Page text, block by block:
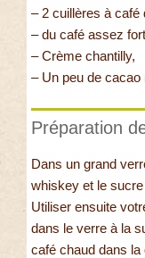
– 2 cuillères à café
– du café assez
– Crème chantilly,
– Un peu de cacao
Préparation
Dans un grand
whiskey et le
Utiliser ensuite
dans le verre à la
café chaud dans la